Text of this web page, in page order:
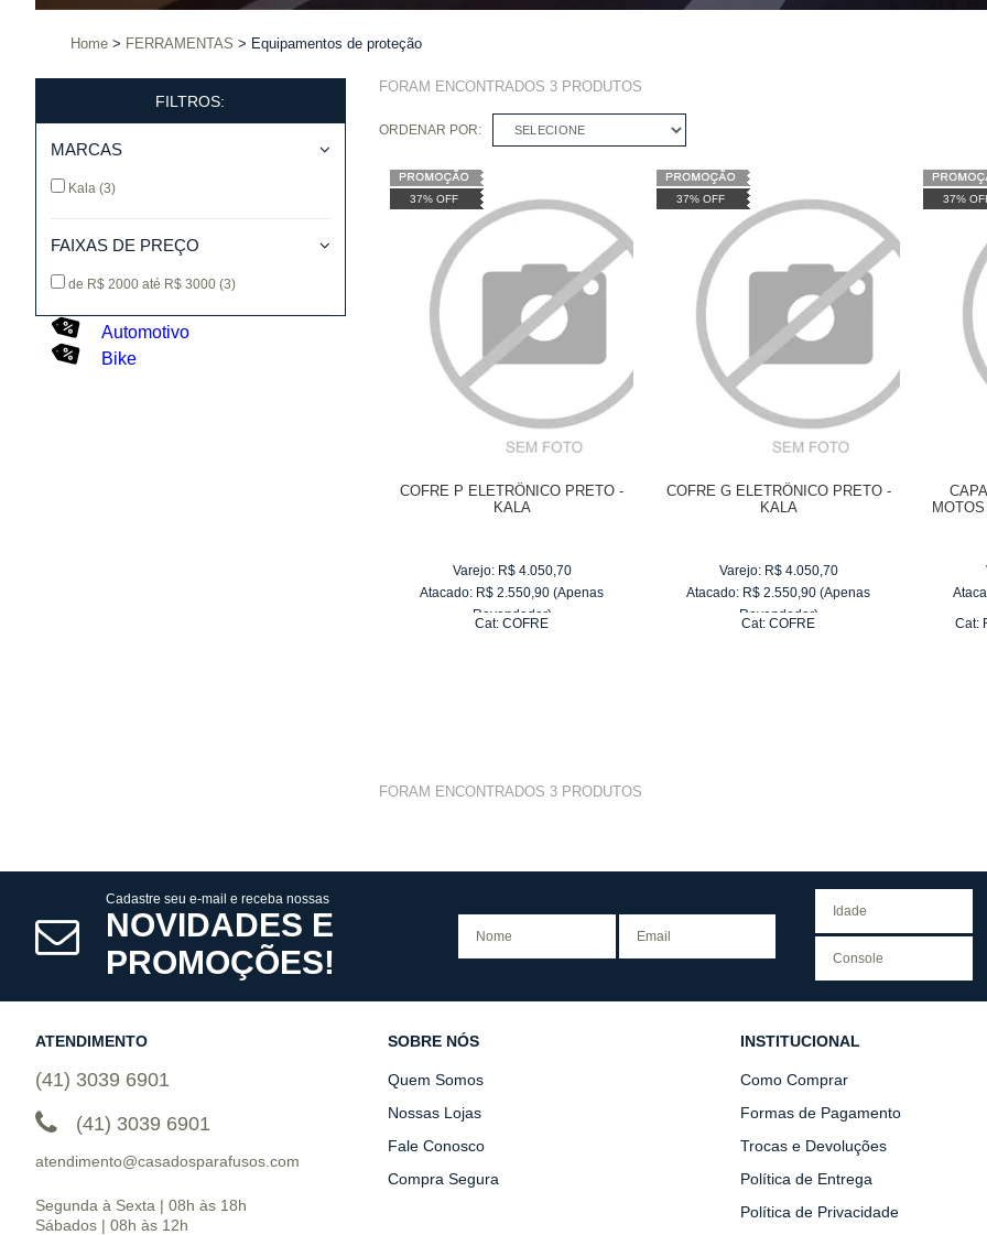
Home FERRAMENTAS Equipamentos de proteção
FILTROS:
MARCAS
Kala (3)
FAIXAS DE PREÇO
de R$ 2000 até R$ 3000 (3)
Automotivo
Bike
FORAM ENCONTRADOS 3PRODUTOS
ORDENAR POR: SELECIONE
37% OFF
COFRE P ELETRÔNICO PRETO -
KALA
Varejo: R$ 4.050,70
Atacado: R$ 2.550,90 (Apenas
Revendedor)
Cat:COFRE
37% OFF
COFRE G ELETRÔNICO PRETO -
KALA
Varejo: R$ 4.050,70
Atacado: R$ 2.550,90 (Apenas
Revendedor)
Cat:COFRE
37%
Cat:
FORAM ENCONTRADOS 3PRODUTOS
Cadastre seu e-mail e receba nossas
NOVIDADES E
PROMOÇÕES!
ATENDIMENTO
(41) 3039 6901
(41) 3039 6901
atendimento@casadosparafusos.com
Segunda à Sexta | 08h às 18h
Sábados | 08h às 12h
SOBRE NÓS
Quem Somos
Nossas Lojas
Fale Conosco
Compra Segura
INSTITUCIONAL
Como Comprar
Formas de Pagamento
Trocas e Devoluções
Política de Entrega
Política de Privacidade